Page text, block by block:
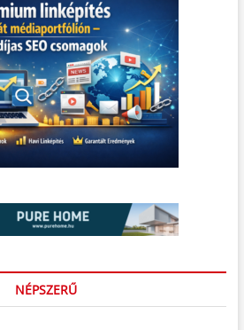
NÉPSZERŰ